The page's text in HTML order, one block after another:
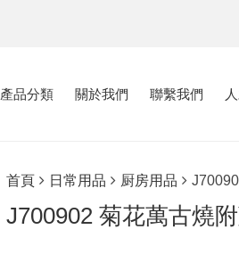
產品分類 關於我們 聯繫我們
首頁 日常用品 厨房用品
J700902 菊花萬古燒